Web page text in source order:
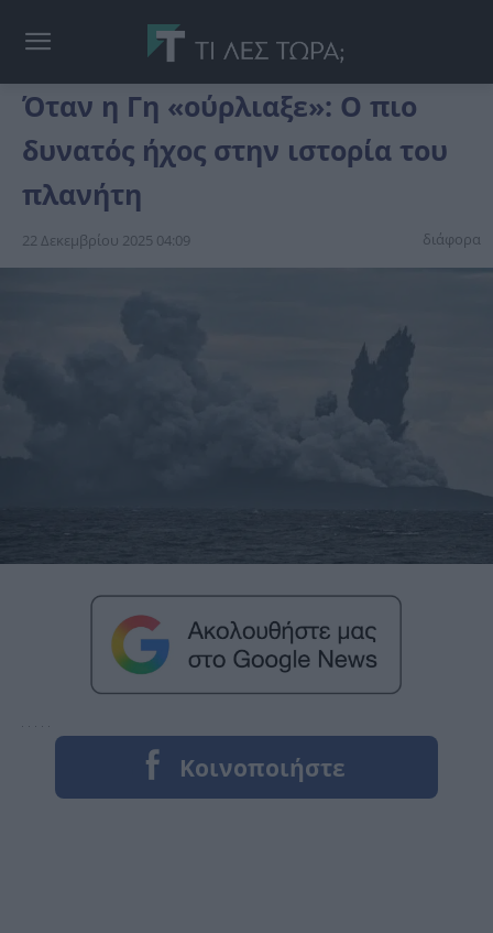
Όταν η Γη «ούρλιαξε»: Ο πιο
δυνατός ήχος στην ιστορία του
πλανήτη
22 Δεκεμβρίου 2025 04:09 διάφορα